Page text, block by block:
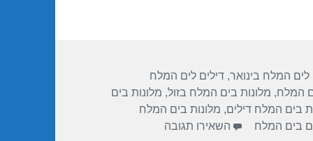
לים המלח בינואר,דילים לים המלח
המלח, מלונות בים המלח בזול, מלונות בים
בים המלח דילים, מלונות בים המלח
בים המלח השאירו תגובה